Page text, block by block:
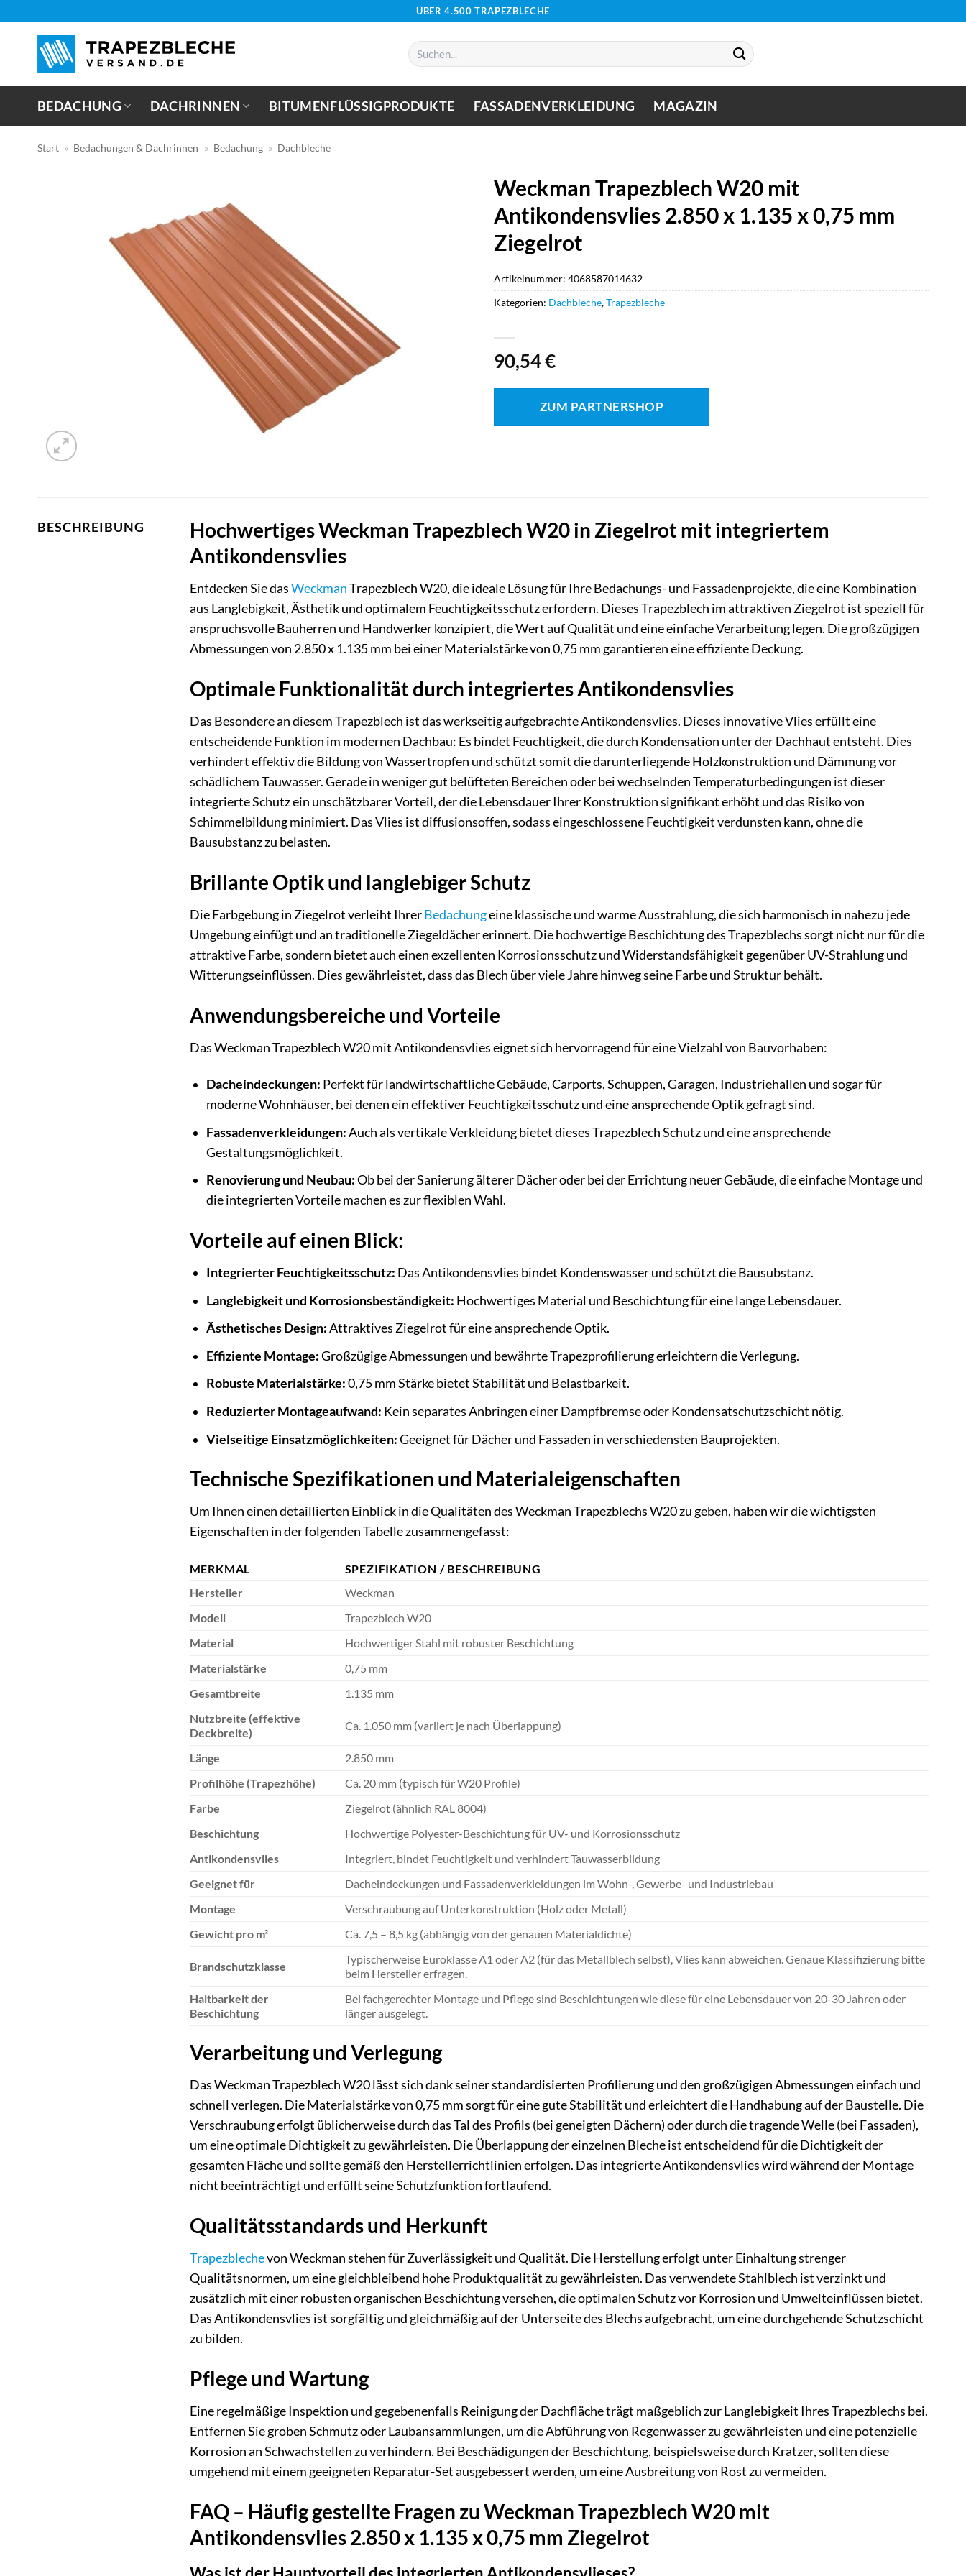
springen
ÜBER 4.500 TRAPEZBLECHE
Suchen
nach:
BEDACHUNG DACHRINNEN BITUMENFLÜSSIGPRODUKTE FASSADENVERKLEIDUNG MAGAZIN
Start » Bedachungen & Dachrinnen » Bedachung » Dachbleche
Weckman Trapezblech W20 mit
Antikondensvlies 2.850 x 1.135 x 0,75 mm
Ziegelrot
90,54€
ZUM PARTNERSHOP
Artikelnummer: 4068587014632
Kategorien: Dachbleche,Trapezbleche
BESCHREIBUNG
Hochwertiges Weckman Trapezblech W20 in Ziegelrot mit integriertem
Antikondensvlies
Entdecken Sie dasWeckmanTrapezblech W20, die ideale Lösung für Ihre Bedachungs- und Fassadenprojekte, die eine Kombination
aus Langlebigkeit, Ästhetik und optimalem Feuchtigkeitsschutz erfordern. Dieses Trapezblech im attraktiven Ziegelrot ist speziell für
anspruchsvolle Bauherren und Handwerker konzipiert, die Wert auf Qualität und eine einfache Verarbeitung legen. Die großzügigen
Abmessungen von 2.850 x 1.135 mm bei einer Materialstärke von 0,75 mm garantieren eine effiziente Deckung.
Optimale Funktionalität durch integriertes Antikondensvlies
Das Besondere an diesem Trapezblech ist das werkseitig aufgebrachte Antikondensvlies. Dieses innovative Vlies erfüllt eine
entscheidende Funktion im modernen Dachbau: Es bindet Feuchtigkeit, die durch Kondensation unter der Dachhaut entsteht. Dies
verhindert effektiv die Bildung von Wassertropfen und schützt somit die darunterliegende Holzkonstruktion und Dämmung vor
schädlichem Tauwasser. Gerade in weniger gut belüfteten Bereichen oder bei wechselnden Temperaturbedingungen ist dieser
integrierte Schutz ein unschätzbarer Vorteil, der die Lebensdauer Ihrer Konstruktion signifikant erhöht und das Risiko von
Schimmelbildung minimiert. Das Vlies ist diffusionsoffen, sodass eingeschlossene Feuchtigkeit verdunsten kann, ohne die
Bausubstanz zu belasten.
Brillante Optik und langlebiger Schutz
Die Farbgebung in Ziegelrot verleiht IhrerBedachungeine klassische und warme Ausstrahlung, die sich harmonisch in nahezu jede
Umgebung einfügt und an traditionelle Ziegeldächer erinnert. Die hochwertige Beschichtung des Trapezblechs sorgt nicht nur für die
attraktive Farbe, sondern bietet auch einen exzellenten Korrosionsschutz und Widerstandsfähigkeit gegenüber UV-Strahlung und
Witterungseinflüssen. Dies gewährleistet, dass das Blech über viele Jahre hinweg seine Farbe und Struktur behält.
Anwendungsbereiche und Vorteile
Das Weckman Trapezblech W20 mit Antikondensvlies eignet sich hervorragend für eine Vielzahl von Bauvorhaben:
Dacheindeckungen: Perfekt für landwirtschaftliche Gebäude, Carports, Schuppen, Garagen, Industriehallen und sogar für
moderne Wohnhäuser, bei denen ein effektiver Feuchtigkeitsschutz und eine ansprechende Optik gefragt sind.
Fassadenverkleidungen:Auch als vertikale Verkleidung bietet dieses Trapezblech Schutz und eine ansprechende
Gestaltungsmöglichkeit.
Renovierung und Neubau:Ob bei der Sanierung älterer Dächer oder bei der Errichtung neuer Gebäude, die einfache Montage und
die integrierten Vorteile machen es zur flexiblen Wahl.
Vorteile auf einen Blick:
Integrierter Feuchtigkeitsschutz: Das Antikondensvlies bindet Kondenswasser und schützt die Bausubstanz.
Langlebigkeit und Korrosionsbeständigkeit: Hochwertiges Material und Beschichtung für eine lange Lebensdauer.
Ästhetisches Design:Attraktives Ziegelrot für eine ansprechende Optik.
Effiziente Montage:Großzügige Abmessungen und bewährte Trapezprofilierung erleichtern die Verlegung.
Robuste Materialstärke:0,75 mm Stärke bietet Stabilität und Belastbarkeit.
Reduzierter Montageaufwand: Kein separates Anbringen einer Dampfbremse oder Kondensatschutzschicht nötig.
Vielseitige Einsatzmöglichkeiten:Geeignet für Dächer und Fassaden in verschiedensten Bauprojekten.
Technische Spezifikationen und Materialeigenschaften
Um Ihnen einen detaillierten Einblick in die Qualitäten des Weckman Trapezblechs W20 zu geben, haben wir die wichtigsten
Eigenschaften in der folgenden Tabelle zusammengefasst:
MERKMAL
SPEZIFIKATION / BESCHREIBUNG
Hersteller
Weckman
Modell
Trapezblech W20
Material
Hochwertiger Stahl mit robuster Beschichtung
Materialstärke
0,75 mm
Gesamtbreite
1.135 mm
Nutzbreite (effektive
Deckbreite)
Ca. 1.050 mm (variiert je nach Überlappung)
Länge
2.850 mm
Profilhöhe (Trapezhöhe)
Ca. 20 mm (typisch für W20 Profile)
Farbe
Ziegelrot (ähnlich RAL 8004)
Beschichtung
Hochwertige Polyester-Beschichtung für UV- und Korrosionsschutz
Antikondensvlies
Integriert, bindet Feuchtigkeit und verhindert Tauwasserbildung
Geeignet für
Dacheindeckungen und Fassadenverkleidungen im Wohn-, Gewerbe- und Industriebau
Montage
Verschraubung auf Unterkonstruktion (Holz oder Metall)
Gewicht pro m²
Ca. 7,5 – 8,5 kg (abhängig von der genauen Materialdichte)
Brandschutzklasse
Typischerweise Euroklasse A1 oder A2 (für das Metallblech selbst), Vlies kann abweichen. Genaue Klassifizierung bitte
beim Hersteller erfragen.
Haltbarkeit der
Beschichtung
Bei fachgerechter Montage und Pflege sind Beschichtungen wie diese für eine Lebensdauer von 20-30 Jahren oder
länger ausgelegt.
Verarbeitung und Verlegung
Das Weckman Trapezblech W20 lässt sich dank seiner standardisierten Profilierung und den großzügigen Abmessungen einfach und
schnell verlegen. Die Materialstärke von 0,75 mm sorgt für eine gute Stabilität und erleichtert die Handhabung auf der Baustelle. Die
Verschraubung erfolgt üblicherweise durch das Tal des Profils (bei geneigten Dächern) oder durch die tragende Welle (bei Fassaden),
um eine optimale Dichtigkeit zu gewährleisten. Die Überlappung der einzelnen Bleche ist entscheidend für die Dichtigkeit der
gesamten Fläche und sollte gemäß den Herstellerrichtlinien erfolgen. Das integrierte Antikondensvlies wird während der Montage
nicht beeinträchtigt und erfüllt seine Schutzfunktion fortlaufend.
Qualitätsstandards und Herkunft
Trapezblechevon Weckman stehen für Zuverlässigkeit und Qualität. Die Herstellung erfolgt unter Einhaltung strenger
Qualitätsnormen, um eine gleichbleibend hohe Produktqualität zu gewährleisten. Das verwendete Stahlblech ist verzinkt und
zusätzlich mit einer robusten organischen Beschichtung versehen, die optimalen Schutz vor Korrosion und Umwelteinflüssen bietet.
Das Antikondensvlies ist sorgfältig und gleichmäßig auf der Unterseite des Blechs aufgebracht, um eine durchgehende Schutzschicht
zu bilden.
Pflege und Wartung
Eine regelmäßige Inspektion und gegebenenfalls Reinigung der Dachfläche trägt maßgeblich zur Langlebigkeit Ihres Trapezblechs bei.
Entfernen Sie groben Schmutz oder Laubansammlungen, um die Abführung von Regenwasser zu gewährleisten und eine potenzielle
Korrosion an Schwachstellen zu verhindern. Bei Beschädigungen der Beschichtung, beispielsweise durch Kratzer, sollten diese
umgehend mit einem geeigneten Reparatur-Set ausgebessert werden, um eine Ausbreitung von Rost zu vermeiden.
FAQ – Häufig gestellte Fragen zu Weckman Trapezblech W20 mit
Antikondensvlies 2.850 x 1.135 x 0,75 mm Ziegelrot